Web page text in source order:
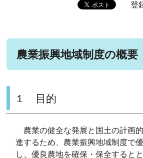
登
農業振興地域制度の概要
１ 目的
農業の健全な発展と国土の計画
進するため、農業振興地域制度で
し、優良農地を確保・保全すると